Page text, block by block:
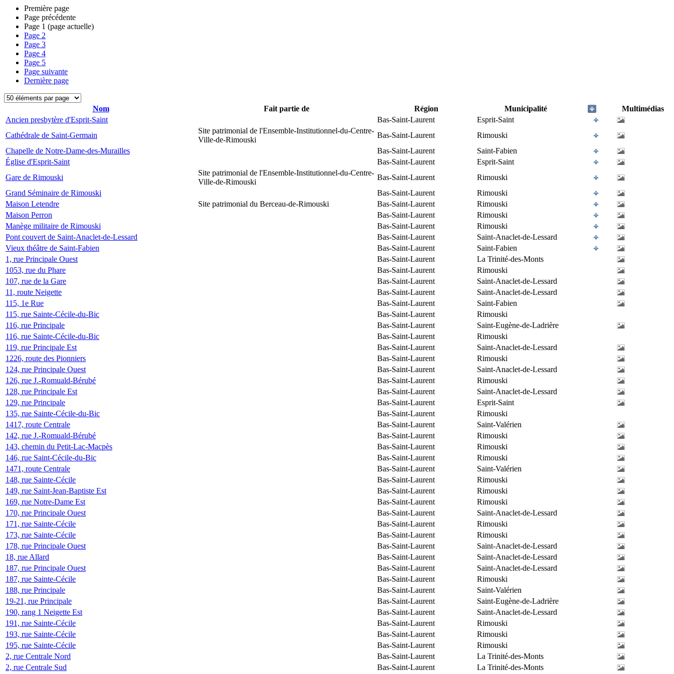
Première page
Page précédente
Page 1 (page actuelle)
Page 2
Page 3
Page 4
Page 5
Page suivante
Dernière page
Nom Fait partie de Région Municipalité
Multimédias
Ancien presbytère d'Esprit-Saint
Bas-Saint-Laurent
Esprit-Saint
Cathédrale de Saint-Germain
Site patrimonial de l'Ensemble-Institutionnel-du-Centre-
Ville-de-Rimouski
Bas-Saint-Laurent
Rimouski
Chapelle de Notre-Dame-des-Murailles
Bas-Saint-Laurent
Saint-Fabien
Église d'Esprit-Saint
Bas-Saint-Laurent
Esprit-Saint
Gare de Rimouski
Site patrimonial de l'Ensemble-Institutionnel-du-Centre-
Ville-de-Rimouski
Bas-Saint-Laurent
Rimouski
Grand Séminaire de Rimouski
Bas-Saint-Laurent
Rimouski
Maison Letendre
Site patrimonial du Berceau-de-Rimouski Bas-Saint-Laurent
Rimouski
Maison Perron
Bas-Saint-Laurent
Rimouski
Manège militaire de Rimouski
Bas-Saint-Laurent
Rimouski
Pont couvert de Saint-Anaclet-de-Lessard
Bas-Saint-Laurent
Saint-Anaclet-de-Lessard
Vieux théâtre de Saint-Fabien
Bas-Saint-Laurent
Saint-Fabien
1, rue Principale Ouest
Bas-Saint-Laurent
La Trinité-des-Monts
1053, rue du Phare
Bas-Saint-Laurent
Rimouski
107, rue de la Gare
Bas-Saint-Laurent
Saint-Anaclet-de-Lessard
11, route Neigette
Bas-Saint-Laurent
Saint-Anaclet-de-Lessard
115, 1e Rue
Bas-Saint-Laurent
Saint-Fabien
115, rue Sainte-Cécile-du-Bic
Bas-Saint-Laurent
Rimouski
116, rue Principale
Bas-Saint-Laurent
Saint-Eugène-de-Ladrière
116, rue Sainte-Cécile-du-Bic
Bas-Saint-Laurent
Rimouski
119, rue Principale Est
Bas-Saint-Laurent
Saint-Anaclet-de-Lessard
1226, route des Pionniers
Bas-Saint-Laurent
Rimouski
124, rue Principale Ouest
Bas-Saint-Laurent
Saint-Anaclet-de-Lessard
126, rue J.-Romuald-Bérubé
Bas-Saint-Laurent
Rimouski
128, rue Principale Est
Bas-Saint-Laurent
Saint-Anaclet-de-Lessard
129, rue Principale
Bas-Saint-Laurent
Esprit-Saint
135, rue Sainte-Cécile-du-Bic
Bas-Saint-Laurent
Rimouski
1417, route Centrale
Bas-Saint-Laurent
Saint-Valérien
142, rue J.-Romuald-Bérubé
Bas-Saint-Laurent
Rimouski
143, chemin du Petit-Lac-Macpès
Bas-Saint-Laurent
Rimouski
146, rue Saint-Cécile-du-Bic
Bas-Saint-Laurent
Rimouski
1471, route Centrale
Bas-Saint-Laurent
Saint-Valérien
148, rue Sainte-Cécile
Bas-Saint-Laurent
Rimouski
149, rue Saint-Jean-Baptiste Est
Bas-Saint-Laurent
Rimouski
169, rue Notre-Dame Est
Bas-Saint-Laurent
Rimouski
170, rue Principale Ouest
Bas-Saint-Laurent
Saint-Anaclet-de-Lessard
171, rue Sainte-Cécile
Bas-Saint-Laurent
Rimouski
173, rue Sainte-Cécile
Bas-Saint-Laurent
Rimouski
178, rue Principale Ouest
Bas-Saint-Laurent
Saint-Anaclet-de-Lessard
18, rue Allard
Bas-Saint-Laurent
Saint-Anaclet-de-Lessard
187, rue Principale Ouest
Bas-Saint-Laurent
Saint-Anaclet-de-Lessard
187, rue Sainte-Cécile
Bas-Saint-Laurent
Rimouski
188, rue Principale
Bas-Saint-Laurent
Saint-Valérien
19-21, rue Principale
Bas-Saint-Laurent
Saint-Eugène-de-Ladrière
190, rang 1 Neigette Est
Bas-Saint-Laurent
Saint-Anaclet-de-Lessard
191, rue Sainte-Cécile
Bas-Saint-Laurent
Rimouski
193, rue Sainte-Cécile
Bas-Saint-Laurent
Rimouski
195, rue Sainte-Cécile
Bas-Saint-Laurent
Rimouski
2, rue Centrale Nord
Bas-Saint-Laurent
La Trinité-des-Monts
2, rue Centrale Sud
Bas-Saint-Laurent La Trinité-des-Monts